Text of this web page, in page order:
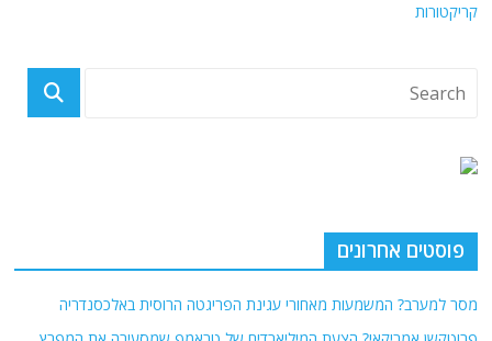
קריקטורות
פוסטים אחרונים
מסר למערב? המשמעות מאחורי עגינת הפריגטה הרוסית באלכסנדריה